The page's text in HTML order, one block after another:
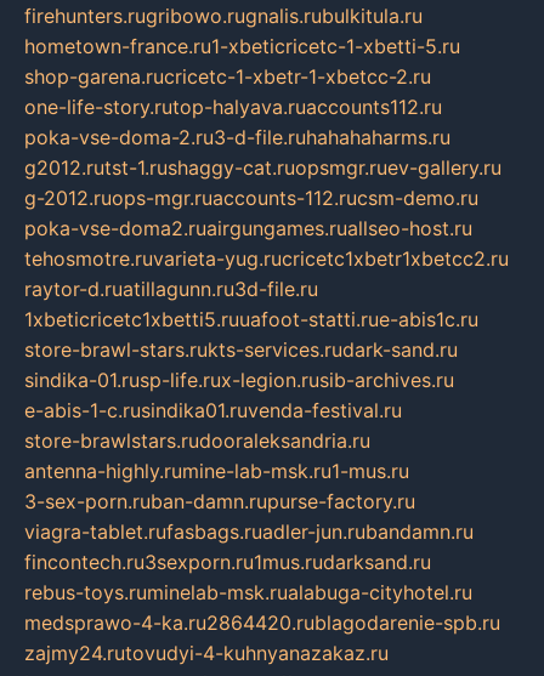
firehunters.rugribowo.rugnalis.rubulkitula.ru
hometown-france.ru1-xbeticricetc-1-xbetti-5.ru
shop-garena.rucricetc-1-xbetr-1-xbetcc-2.ru
one-life-story.rutop-halyava.ruaccounts112.ru
poka-vse-doma-2.ru3-d-file.ruhahahaharms.ru
g2012.rutst-1.rushaggy-cat.ruopsmgr.ruev-gallery.ru
g-2012.ruops-mgr.ruaccounts-112.rucsm-demo.ru
poka-vse-doma2.ruairgungames.ruallseo-host.ru
tehosmotre.ruvarieta-yug.rucricetc1xbetr1xbetcc2.ru
raytor-d.ruatillagunn.ru3d-file.ru
1xbeticricetc1xbetti5.ruuafoot-statti.rue-abis1c.ru
store-brawl-stars.rukts-services.rudark-sand.ru
sindika-01.rusp-life.rux-legion.rusib-archives.ru
e-abis-1-c.rusindika01.ruvenda-festival.ru
store-brawlstars.rudooraleksandria.ru
antenna-highly.rumine-lab-msk.ru1-mus.ru
3-sex-porn.ruban-damn.rupurse-factory.ru
viagra-tablet.rufasbags.ruadler-jun.rubandamn.ru
fincontech.ru3sexporn.ru1mus.rudarksand.ru
rebus-toys.ruminelab-msk.rualabuga-cityhotel.ru
medsprawo-4-ka.ru2864420.rublagodarenie-spb.ru
zajmy24.rutovudyi-4-kuhnyanazakaz.ru